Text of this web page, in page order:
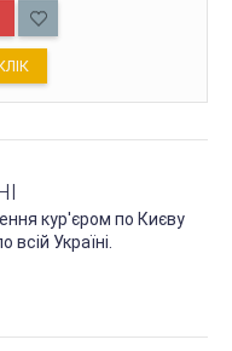
кур'єром по Києву
Україні.